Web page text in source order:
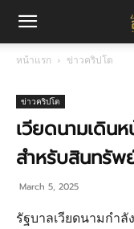
มค
หน้าแรก ข่าวคริปโต
ข่าวคริปโต
เวียดนามเดิน
สำหรับสินทรั
March 5, 2025
รัฐบาลเวียดนามกำ